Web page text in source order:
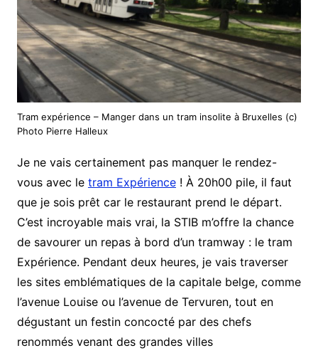
Tram expérience – Manger dans un tram insolite à Bruxelles (c)
Photo Pierre Halleux
Je ne vais certainement pas manquer le rendez-
vous avec le tram Expérience! À 20h00 pile, il faut
que je sois prêt car le restaurant prend le départ.
C’est incroyable mais vrai, la STIB m’offre la chance
de savourer un repas à bord d’un tramway : le tram
Expérience. Pendant deux heures, je vais traverser
les sites emblématiques de la capitale belge, comme
l’avenue Louise ou l’avenue de Tervuren, tout en
dégustant un festin concocté par des chefs
renommés venant des grandes villes